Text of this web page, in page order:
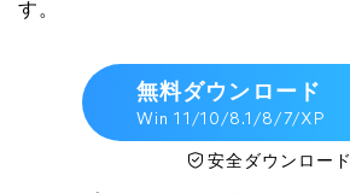
す。
無料ダウンロード
Win 11/10/8.1/8/7/XP
安全ダウンロード